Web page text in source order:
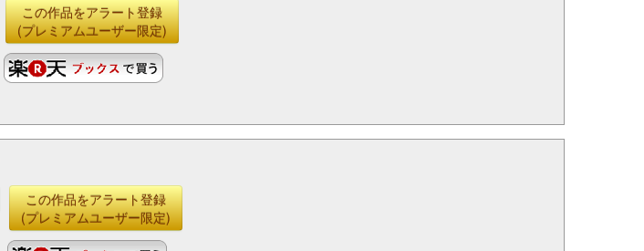
この作品をアラート登録
(プレミアムユーザー限定)
この作品をアラート登録
(プレミアムユーザー限定)